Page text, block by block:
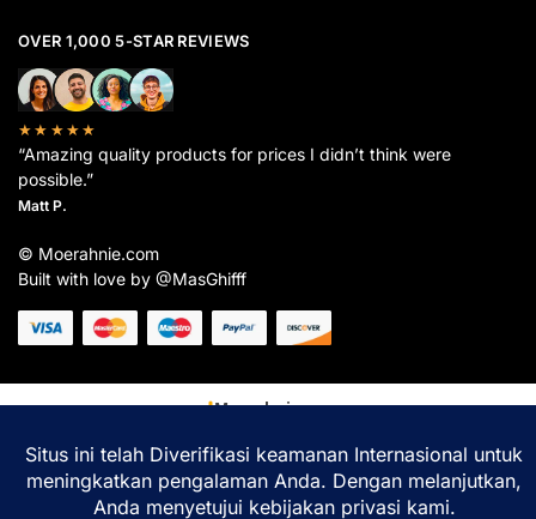
OVER 1,000 5-STAR REVIEWS
★★★★★
“Amazing quality products for prices I didn’t think were
possible.”
Matt P.
© Moerahnie.com
Built with love by @MasGhifff
Moerahnie.com
pengalaman belanja terbaik Anda.